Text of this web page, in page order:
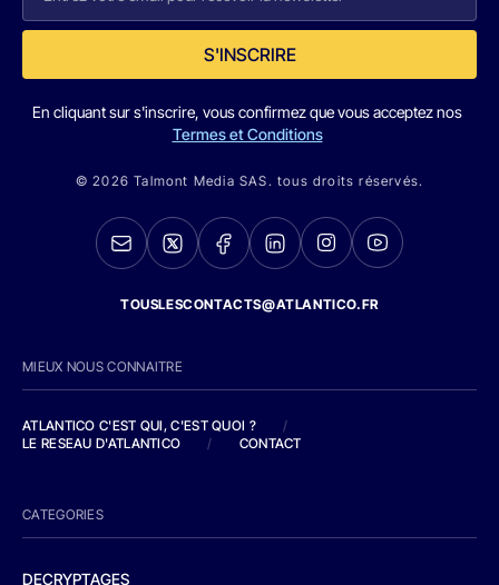
S'INSCRIRE
En cliquant sur s'inscrire, vous confirmez que vous acceptez nos
Termes et Conditions
© 2026 Talmont Media SAS. tous droits réservés.
TOUSLESCONTACTS@ATLANTICO.FR
MIEUX NOUS CONNAITRE
ATLANTICO C'EST QUI, C'EST QUOI ?
/
LE RESEAU D'ATLANTICO
/ CONTACT
CATEGORIES
DECRYPTAGES